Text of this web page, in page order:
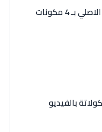
4 مكونات
بالفيديو